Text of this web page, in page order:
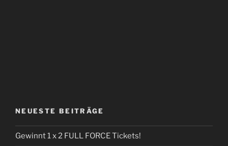
NEUESTE BEITRÄGE
Gewinnt 1 x 2 FULL FORCE Tickets!